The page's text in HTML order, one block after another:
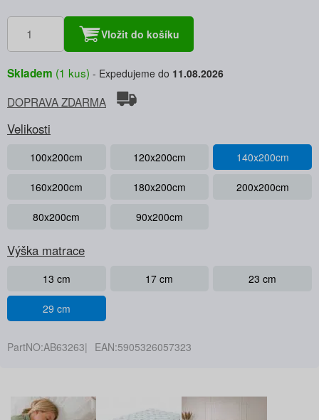
Vložit do košíku
Skladem (1 kus) Expedujeme do 11.08.2026
DOPRAVA ZDARMA
Velikosti
100x200cm 120x200cm 140x200cm
160x200cm 180x200cm 200x200cm
80x200cm 90x200cm
Výška matrace
13 cm 17 cm 23 cm
29 cm
PartNO:AB63263 EAN:5905326057323